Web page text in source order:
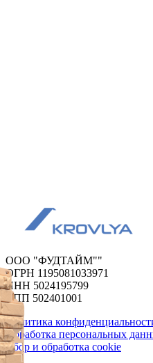
ООО "ФУДТАЙМ""
ОГРН 1195081033971
ИНН 5024195799
КПП 502401001
Политика
Обработка персональных
Сбор и обработка cookie